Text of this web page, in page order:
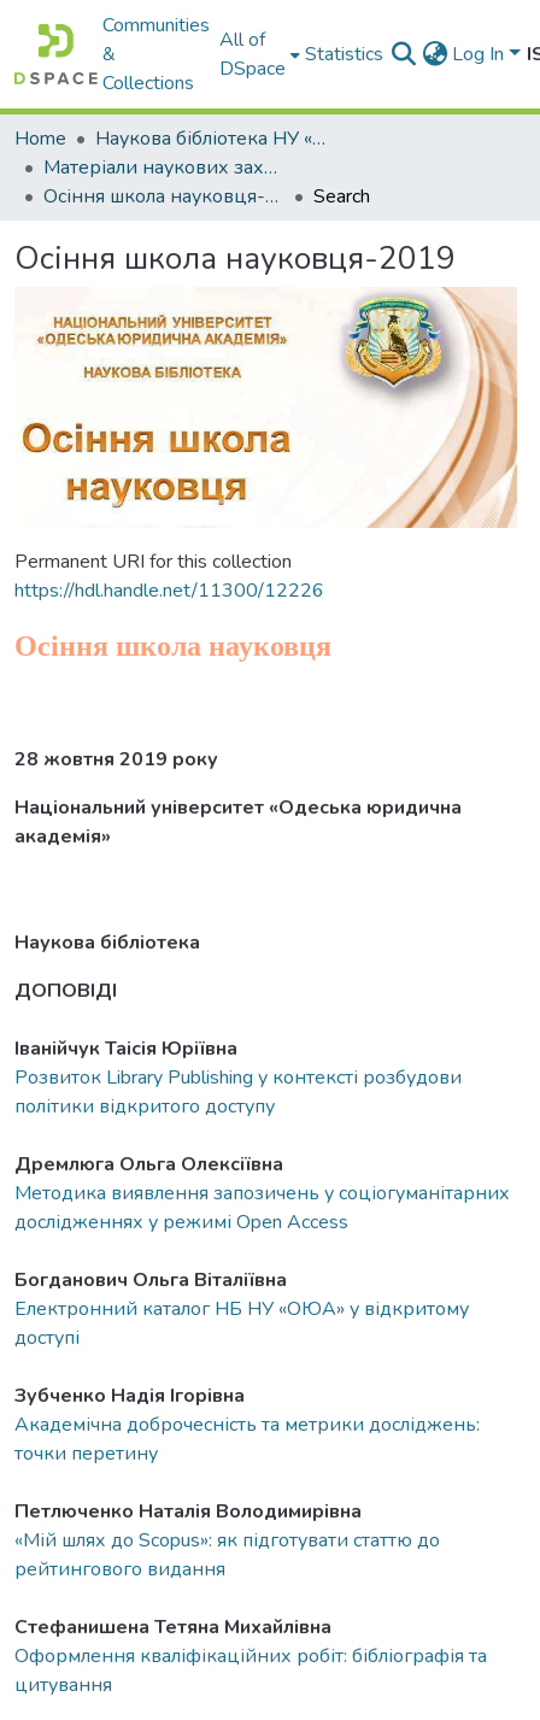
Communities
&
Collections
All of
DSpace
Statistics Log In
Home
Наукова бібліотека НУ «ОЮА»
Матеріали наукових заходів
Осіння школа науковця-2019
Search
Осіння школа науковця-2019
Permanent URI for this collection
https://hdl.handle.net/11300/12226
Осіння школа науковця
28 жовтня 2019 року
Національний університет «Одеська юридична
академія»
Наукова бібліотека
ДОПОВІДІ
Іванійчук Таісія Юріївна
Розвиток Library Publishing у контексті розбудови
політики відкритого доступу
Дремлюга Ольга Олексіївна
Методика виявлення запозичень у соціогуманітарних
дослідженнях у режимі Open Access
Богданович Ольга Віталіївна
Електронний каталог НБ НУ «ОЮА» у відкритому
доступі
Зубченко Надія Ігорівна
Академічна доброчесність та метрики досліджень:
точки перетину
Петлюченко Наталія Володимирівна
«Мій шлях до Scopus»: як підготувати статтю до
рейтингового видання
Стефанишена Тетяна Михайлівна
Оформлення кваліфікаційних робіт: бібліографія та
цитування